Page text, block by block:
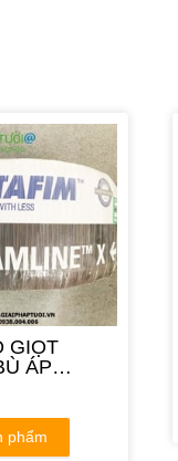
GIỌT
ÁP
X
phẩm